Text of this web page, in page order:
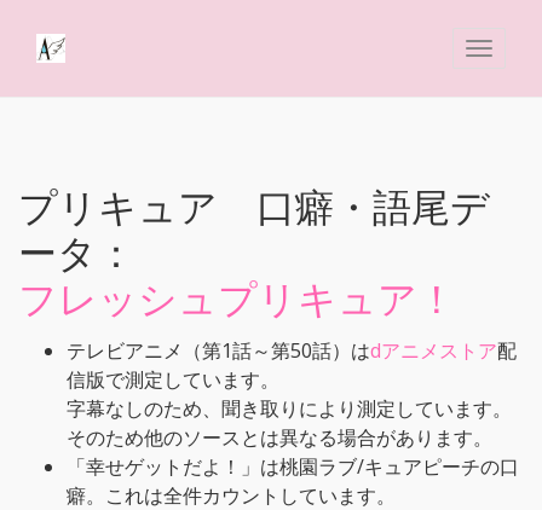
プリキュア 口癖・語尾デ
ータ：
フレッシュプリキュア！
テレビアニメ（第1話～第50話）はdアニメストア配
信版で測定しています。
字幕なしのため、聞き取りにより測定しています。
そのため他のソースとは異なる場合があります。
「幸せゲットだよ！」は桃園ラブ/キュアピーチの口
癖。これは全件カウントしています。